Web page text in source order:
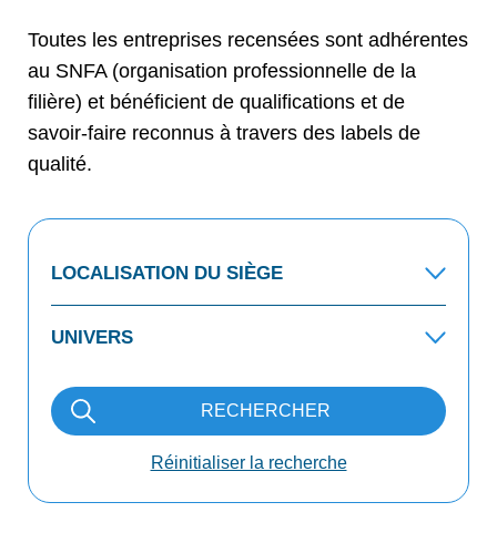
Toutes les entreprises recensées sont adhérentes
au SNFA (organisation professionnelle de la
filière) et bénéficient de qualifications et de
savoir-faire reconnus à travers des labels de
qualité.
RECHERCHER
Réinitialiser la recherche